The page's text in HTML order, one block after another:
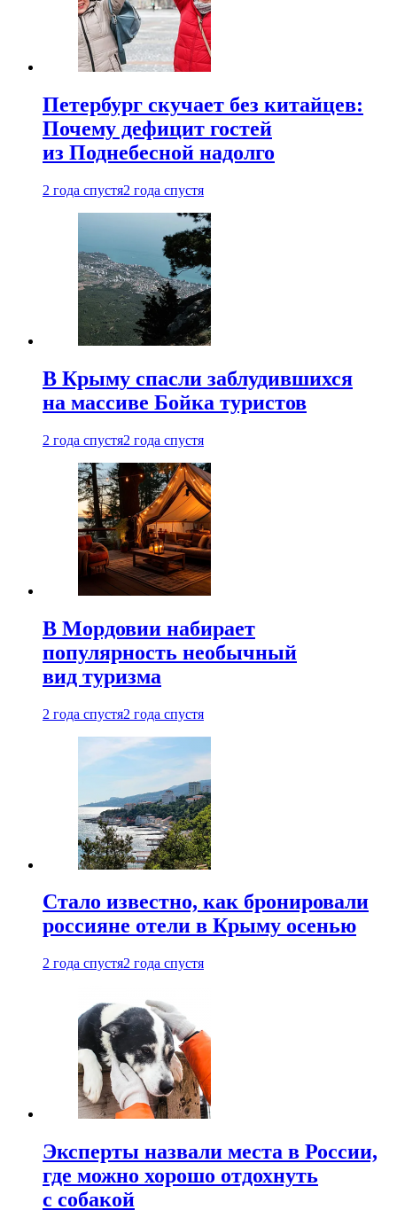
Петербург скучает без китайцев:
Почему дефицит гостей
из Поднебесной надолго
2 года спустя2 года спустя
В Крыму спасли заблудившихся
на массиве Бойка туристов
2 года спустя2 года спустя
В Мордовии набирает
популярность необычный
вид туризма
2 года спустя2 года спустя
Стало известно, как бронировали
россияне отели в Крыму осенью
2 года спустя2 года спустя
Эксперты назвали места в России,
где можно хорошо отдохнуть
с собакой